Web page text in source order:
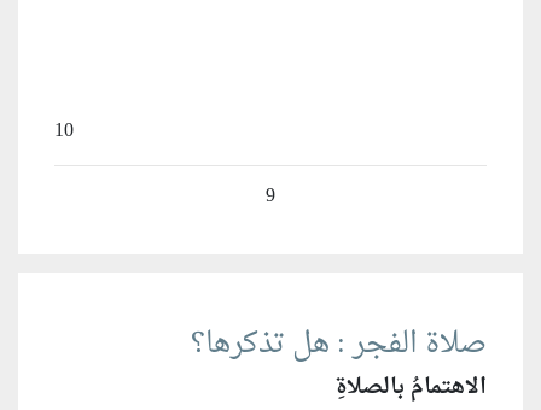
10
9
صلاة الفجر : هل تذكرها؟
الاهتمامُ بالصلاةِ